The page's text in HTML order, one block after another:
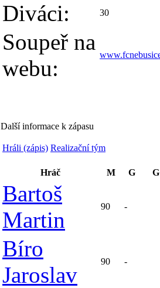
Diváci: 30
Soupeř na
webu:
Další informace k zápasu
Hráli (zápis) Realizační tým
Hráč M G
Bartoš
Martin
90 -
Bíro
Jaroslav
90 -